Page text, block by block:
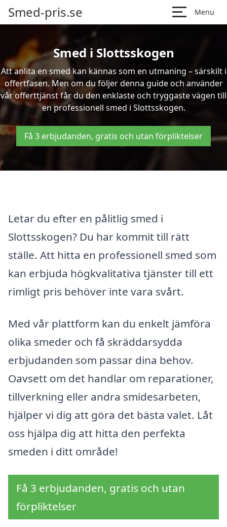
Smed-pris.se Menu
Smed i Slottsskogen
Att anlita en smed kan kännas som en utmaning – särskilt i
offertfasen. Men om du följer denna guide och använder
vår offerttjänst får du den enklaste och tryggaste vägen till
en professionell smed i Slottsskogen.
Få 3 erbjudanden, gratis och utan förpliktelser
Letar du efter en pålitlig smed i
Slottsskogen? Du har kommit till rätt
ställe. Att hitta en professionell smed som
kan erbjuda högkvalitativa tjänster till ett
rimligt pris behöver inte vara svårt.
Med vår plattform kan du enkelt jämföra
olika smeder och få skräddarsydda
erbjudanden som passar dina behov.
Oavsett om det handlar om reparationer,
tillverkning eller andra smidesarbeten,
hjälper vi dig att göra det bästa valet. Låt
oss hjälpa dig att hitta den perfekta
smeden i ditt område!
Få 3 erbjudanden, gratis och utan
förpliktelser